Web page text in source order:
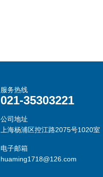
服务热线
021-35303221
公司地址
上海杨浦区控江路2075号1020室
电子邮箱
huaming1718@126.com